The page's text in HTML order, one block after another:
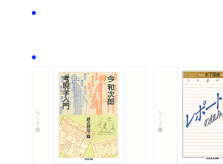
ちくま文庫 ちくま学芸文庫